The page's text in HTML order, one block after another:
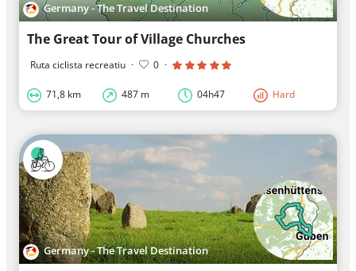
Germany - The Travel Destination
The Great Tour of Village Churches
Ruta ciclista recreatiu · 0 ·
71,8 km 487 m 04h47 Hard
Germany - The Travel Destination